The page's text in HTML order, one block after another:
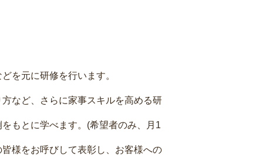
を元に研修を行います。
など、さらに家事スキルを高める研
もとに学べます。(希望者のみ、月1
様をお呼びして表彰し、お客様への